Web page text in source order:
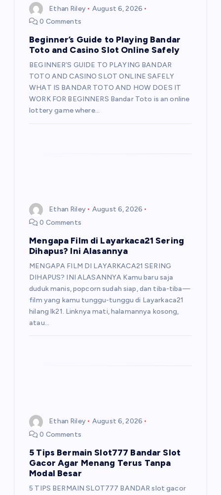
Ethan Riley
August 6, 2026
0 Comments
Beginner’s Guide to Playing Bandar
Toto and Casino Slot Online Safely
BEGINNER’S GUIDE TO PLAYING BANDAR
TOTO AND CASINO SLOT ONLINE SAFELY
WHAT IS BANDAR TOTO AND HOW DOES IT
WORK FOR BEGINNERS Bandar Toto is an online
lottery game where…
Ethan Riley
August 6, 2026
0 Comments
Mengapa Film di Layarkaca21 Sering
Dihapus? Ini Alasannya
MENGAPA FILM DI LAYARKACA21 SERING
DIHAPUS? INI ALASANNYA Kamu baru saja
duduk manis, popcorn sudah siap, dan tiba-tiba—
film yang kamu tunggu-tunggu di Layarkaca21
hilang lk21. Linknya mati, halamannya kosong,
atau…
Ethan Riley
August 6, 2026
0 Comments
5 Tips Bermain Slot777 Bandar Slot
Gacor Agar Menang Terus Tanpa
Modal Besar
5 TIPS BERMAIN SLOT777 BANDAR slot gacor